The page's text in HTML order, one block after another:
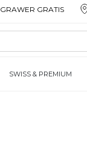
GRAWER GRATIS
SWISS & PREMIUM